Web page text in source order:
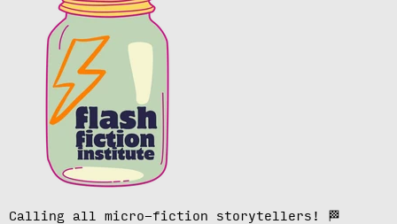
Calling all micro-fiction storytellers!
🏁